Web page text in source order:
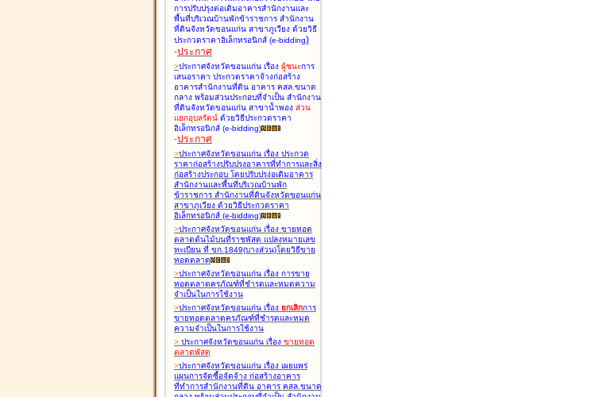
การปรับปรุงต่อเติมอาคารสำนักงานและ
พื้นที่บริเวณบ้านพักข้าราชการ สำนักงาน
ที่ดินจังหวัดขอนแก่น สาขาภูเวียง ด้วยวิธี
ประกวดราคาอิเล็กทรอนิกส์ (e-bidding)
-ประกาศ
>ประกาศจังหวัดขอนแก่น เรื่อง ผู้ชนะการ
เสนอราคา ประกวดราคาจ้างก่อสร้าง
อาคารสำนักงานที่ดิน อาคาร คสล.ขนาด
กลาง พร้อมส่วนประกอบที่จำเป็น สำนักงาน
ที่ดินจังหวัดขอนแก่น สาขาน้ำพอง ส่วน
แยกอุบลรัตน์ ด้วยวิธีประกวดราคา
อิเล็กทรอนิกส์ (e-bidding)
-ประกาศ
>ประกาศจังหวัดขอนแก่น เรื่อง ประกวด
ราคาก่อสร้างปรับปรุงอาคารที่ทำการและสิ่ง
ก่อสร้างประกอบ โดยปรับปรุง่อเติมอาคาร
สำนักงานและพื้นที่บริเวณบ้านพัก
ข้าราชการ สำนักงานที่ดินจังหวัดขอนแก่น
สาขาภูเวียง ด้วยวิธีประกวดราคา
อิเล็กทรอนิกส์ (e-bidding)
>ประกาศจังหวัดขอนแก่น เรื่อง ขายทอด
ตลาดต้นไม้บนที่ราชพัสดุ แปลงหมายเลข
ทะเบียน ที่ ขก.1849(บางส่วน)โดยวิธีขาย
ทอดตลาด
>ประกาศจังหวัดขอนแก่น เรื่อง การขาย
ทอดตลาดครุภัณฑ์ที่ชำรุดและหมดความ
จำเป็นในการใช้งาน
>ประกาศจังหวัดขอนแก่น เรื่อง ยกเลิกการ
ขายทอดตลาดครุภัณฑ์ที่ชำรุดและหมด
ความจำเป็นในการใช้งาน
> ประกาศจังหวัดขอนแก่น เรื่อง ขายทอด
ตลาดพัสดุ
>ประกาศจังหวัดขอนแก่น เรื่อง เผยแพร่
แผนการจัดซื้อจัดจ้าง ก่อสร้างอาคาร
ที่ทำการสำนักงานที่ดิน อาคาร คสล.ขนาด